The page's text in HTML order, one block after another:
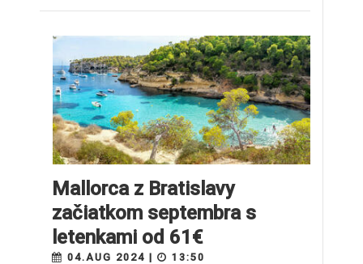
Mallorca z Bratislavy
začiatkom septembra s
letenkami od 61€
04.AUG 2024 |
13:50